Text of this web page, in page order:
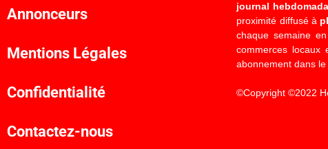
Annonceurs
Mentions Légales
Confidentialité
Contactez-nous
journal
proximité diffusé à
chaque semaine
commerces
abonnement dans
©Copyright ©2022